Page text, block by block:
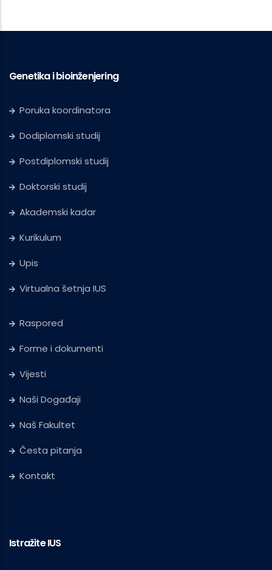
Genetika i bioinženjering
Poruka koordinatora
Dodiplomski studij
Postdiplomski studij
Doktorski studij
Akademski kadar
Kurikulum
Upis
Virtualna šetnja IUS
Raspored
Forme i dokumenti
Vijesti
Naši Događaji
Naš Fakultet
Česta pitanja
Kontakt
Istražite IUS